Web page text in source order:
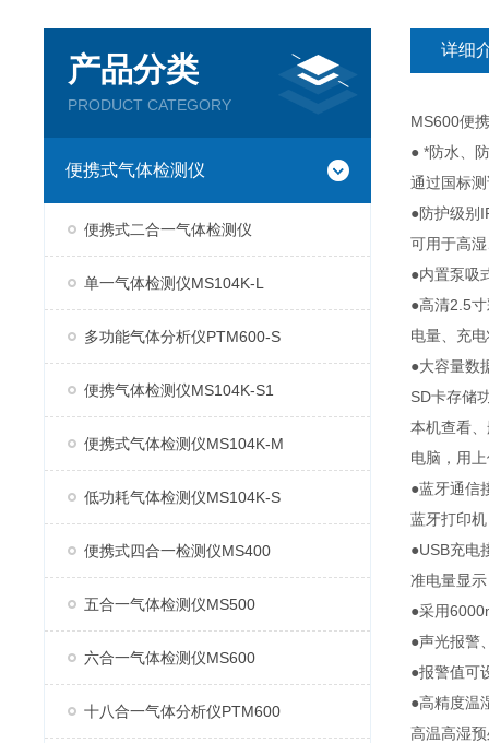
产品分类
PRODUCT CATEGORY
便携式气体检测仪
便携式二合一气体检测仪
单一气体检测仪MS104K-L
多功能气体分析仪PTM600-S
便携气体检测仪MS104K-S1
便携式气体检测仪MS104K-M
低功耗气体检测仪MS104K-S
便携式四合一检测仪MS400
五合一气体检测仪MS500
六合一气体检测仪MS600
十八合一气体分析仪PTM600
详细
MS600便
● *防水、
通过国标
●防护级别
可用于高
●内置泵吸
●高清2.5
电量、充
●大容量数
SD卡存储
本机查看
电脑，用
●蓝牙通信
蓝牙打印
●USB充电
准电量显
●采用
●声光报警
●报警值可
●高精度温
高温高湿